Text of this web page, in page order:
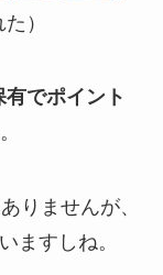
）
でポイント
りませんが、
ますしね。